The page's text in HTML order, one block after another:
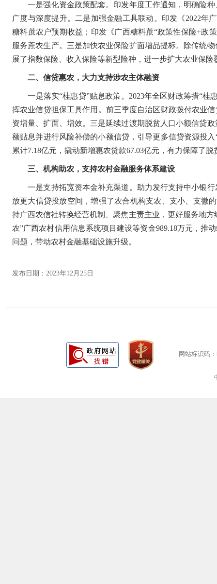
一是强化资金政策配套。印发年度工作通知，明确险种
广度与深度提升。二是加强金融工具联动。印发《2022年
糖料蔗农户预期收益；印发《广西糖料蔗“政策性保险+政
服务蔗农生产。三是加快农业保险扩面增品提标。除传统
展了指数保险、收入保险等新型险种，进一步扩大农业保
二、信贷惠农，大力支持涉农主体融资
一是落实“桂惠贷”贴息政策。2023年全区财政筹措“桂
挥农业信贷担保工具作用。前三季度自治区财政拨付农业
资增量、扩面、增效。三是延续过渡期脱贫人口小额信贷
额贴息并进行风险补偿的小额信贷，引导更多信贷资源投
累计7.18亿元，撬动新增惠农贷款67.03亿元，有力保障了
三、机构助农，支持农村金融服务体系建设
一是支持拓宽资本金补充渠道。助力发行支持中小银行
放更大信贷投放空间，增强了农合机构支农、支小、支微
持广西农信社转换经营机制、聚焦主责主业，更好服务地
农”广西农村信用信息系统项目建设等资金989.18万元，推
问题，带动农村金融基础设施升级。
发布日期：2023年12月25日
网站标识码